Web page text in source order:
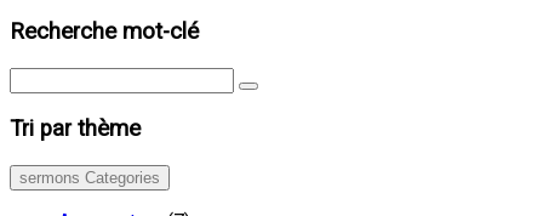
Recherche mot-clé
Tri par thème
sermons Categories